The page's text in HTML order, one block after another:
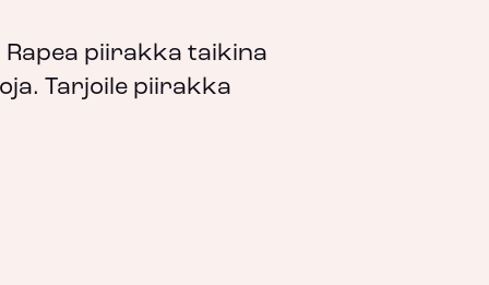
piirakka taikina
Tarjoile piirakka